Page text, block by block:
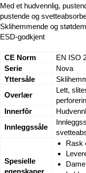
Med et hudvennlig,
pustende og
Sklihemmende og
ESD-godkjent
CE Norm
EN ISO
Serie
Nova
Yttersåle
Overlær
Lett,
Innerfôr
Innleggssåle
Spesielle
egenskaper
Rask